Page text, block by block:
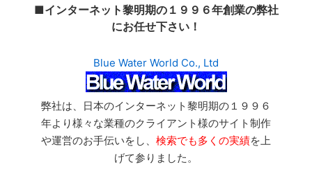
■インターネット黎明期の１９９６年創業の弊社
にお任せ下さい！
Blue Water World Co., Ltd
弊社は、日本のインターネット黎明期の１９９６
年より様々な業種のクライアント様のサイト制作
や運営のお手伝いをし、 検索でも多くの実績を上
げて参りました。